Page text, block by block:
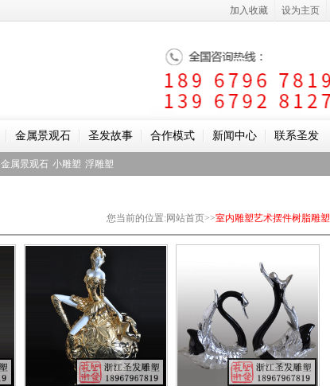
金属景观石 圣发故事 合作模式 新闻中心 联系圣发
金属景观石 小雕塑 浮雕塑
您当前的位置:网站首页>>室内雕塑艺术摆件树脂雕塑
加入收藏 设为主页